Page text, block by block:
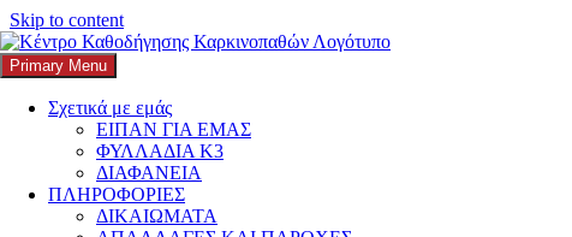
Skip to content
K3
ΚΕΝΤΡΟ ΚΑΘΟΔΗΓΗΣΗΣ ΚΑΡΚΙΝΟΠΑΘΩΝ
Primary Menu
Σχετικά με εμάς
ΕΙΠΑΝ ΓΙΑ ΕΜΑΣ
ΦΥΛΛΑΔΙΑ Κ3
ΔΙΑΦΑΝΕΙΑ
ΠΛΗΡΟΦΟΡΙΕΣ
ΔΙΚΑΙΩΜΑΤΑ